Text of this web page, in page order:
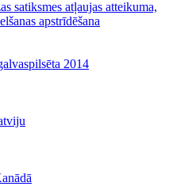
satiksmes atļaujas atteikuma,
apstrīdēšana
2014